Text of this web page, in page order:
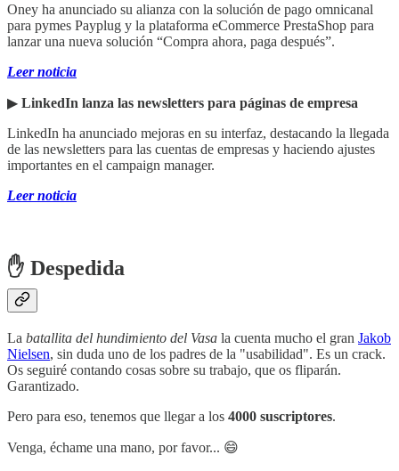
Oney ha anunciado su alianza con la solución de pago omnicanal
para pymes Payplug y la plataforma eCommerce PrestaShop para
lanzar una nueva solución “Compra ahora, paga después”.
Leer noticia
▶︎ LinkedIn lanza las newsletters para páginas de empresa
LinkedIn ha anunciado mejoras en su interfaz, destacando la llegada
de las newsletters para las cuentas de empresas y haciendo ajustes
importantes en el campaign manager.
Leer noticia
✋ Despedida
La batallita del hundimiento del Vasa la cuenta mucho el gran Jakob
Nielsen, sin duda uno de los padres de la "usabilidad". Es un crack.
Os seguiré contando cosas sobre su trabajo, que os fliparán.
Garantizado.
Pero para eso, tenemos que llegar a los 4000 suscriptores.
Venga, échame una mano, por favor... 😄